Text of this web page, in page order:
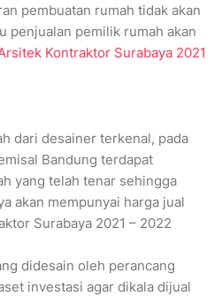
pembuatan rumah tidak akan
penjualan pemilik rumah akan
Kontraktor Surabaya 2021
dari desainer terkenal, pada
Bandung terdapat
yang telah tenar sehingga
akan mempunyai harga jual
Surabaya 2021 – 2022
didesain oleh perancang
investasi agar dikala dijual